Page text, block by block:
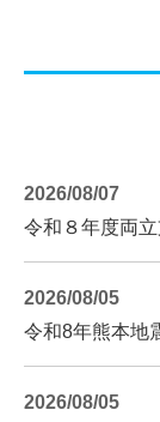
2026/08/07
令和８年度両
2026/08/05
令和8年熊本地
2026/08/05